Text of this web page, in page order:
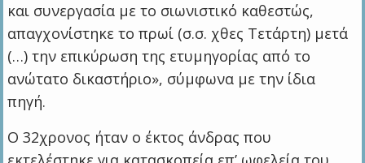
και συνεργασία με το σιωνιστικό καθεστώς,
απαγχονίστηκε το πρωί (σ.σ. χθες Τετάρτη) μετά
(…) την επικύρωση της ετυμηγορίας από το
ανώτατο δικαστήριο», σύμφωνα με την ίδια
πηγή.
Ο 32χρονος ήταν ο έκτος άνδρας που